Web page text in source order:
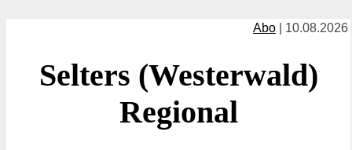
Abo | 10.08.2026
Selters (Westerwald)
Regional